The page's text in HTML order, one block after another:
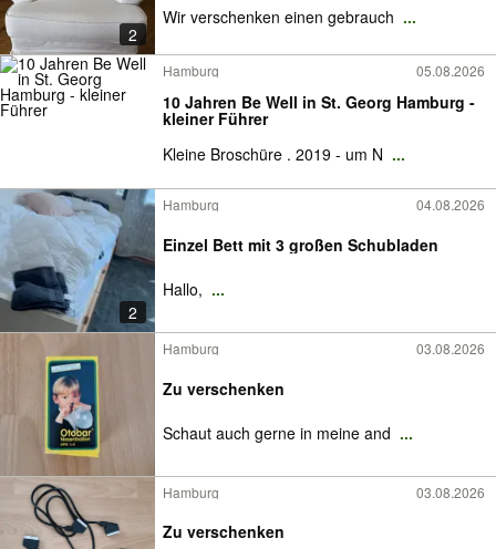
2
Wir verschenken einen gebrauch ...
Hamburg 05.08.2026
10 Jahren Be Well in St. Georg Hamburg -
kleiner Führer
Kleine Broschüre . 2019 - um N ...
2
Hamburg 04.08.2026
Einzel Bett mit 3 großen Schubladen
Hallo, ...
Hamburg 03.08.2026
Zu verschenken
Schaut auch gerne in meine and ...
Hamburg 03.08.2026
Zu verschenken